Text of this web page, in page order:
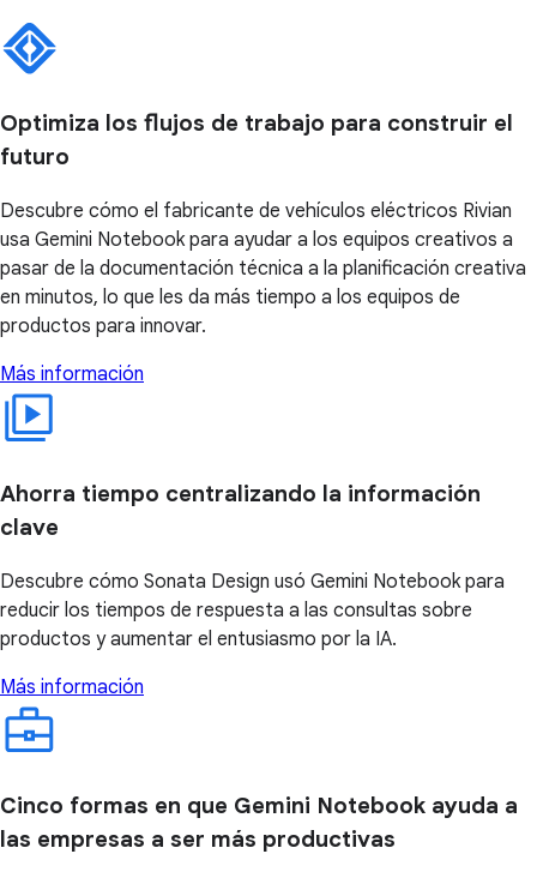
Optimiza los flujos de trabajo para construir el
futuro
Descubre cómo el fabricante de vehículos eléctricos Rivian
usa Gemini Notebook para ayudar a los equipos creativos a
pasar de la documentación técnica a la planificación creativa
en minutos, lo que les da más tiempo a los equipos de
productos para innovar.
Más información
Ahorra tiempo centralizando la información
clave
Descubre cómo Sonata Design usó Gemini Notebook para
reducir los tiempos de respuesta a las consultas sobre
productos y aumentar el entusiasmo por la IA.
Más información
Cinco formas en que Gemini Notebook ayuda a
las empresas a ser más productivas